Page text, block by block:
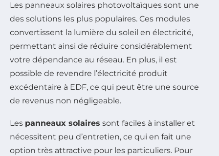
Les panneaux solaires photovoltaïques sont une
des solutions les plus populaires. Ces modules
convertissent la lumière du soleil en électricité,
permettant ainsi de réduire considérablement
votre dépendance au réseau. En plus, il est
possible de revendre l’électricité produit
excédentaire à EDF, ce qui peut être une source
de revenus non négligeable.
Les panneaux solaires sont faciles à installer et
nécessitent peu d’entretien, ce qui en fait une
option très attractive pour les particuliers. Pour